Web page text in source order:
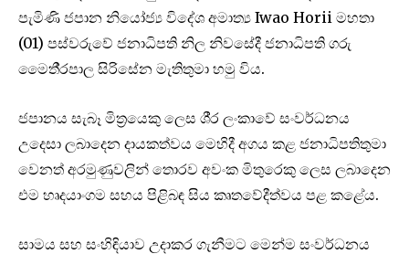
පැමිණි ජපාන නියෝජ්‍ය විදේශ අමාත්‍ය Iwao Horii මහතා
(01) පස්වරුවේ ජනාධිපති නිල නිවසේදී ජනාධිපති ගරු
මෛතී‍්‍රපාල සිරිසේන මැතිතුමා හමු විය.
ජපානය සැබෑ මිත‍්‍රයෙකු ලෙස ශී‍්‍ර ලංකාවේ සංවර්ධනය
උදෙසා ලබාදෙන දායකත්වය මෙහිදී අගය කළ ජනාධිපතිතුමා
වෙනත් අරමුණුවලින් තොරව අවංක මිතුරෙකු ලෙස ලබාදෙන
එම හෘදයාංගම සහය පිළිබඳ සිය කෘතවේදීත්වය පළ කළේය.
සාමය සහ සංහිඳියාව උදාකර ගැනීමට මෙන්ම සංවර්ධනය